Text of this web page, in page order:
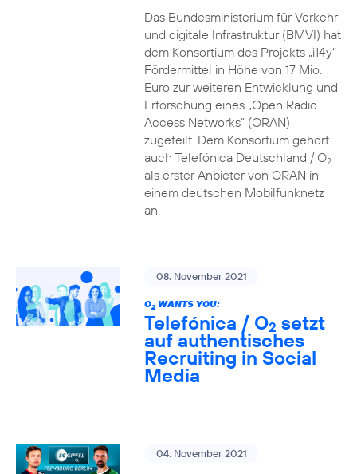
Das Bundesministerium für Verkehr
und digitale Infrastruktur (BMVI) hat
dem Konsortium des Projekts „i14y“
Fördermittel in Höhe von 17 Mio.
Euro zur weiteren Entwicklung und
Erforschung eines „Open Radio
Access Networks“ (ORAN)
zugeteilt. Dem Konsortium gehört
auch Telefónica Deutschland / O2
als erster Anbieter von ORAN in
einem deutschen Mobilfunknetz
an.
08. November 2021
O2WANTS YOU:
Telefónica / O2 setzt
auf authentisches
Recruiting in Social
Media
04. November 2021